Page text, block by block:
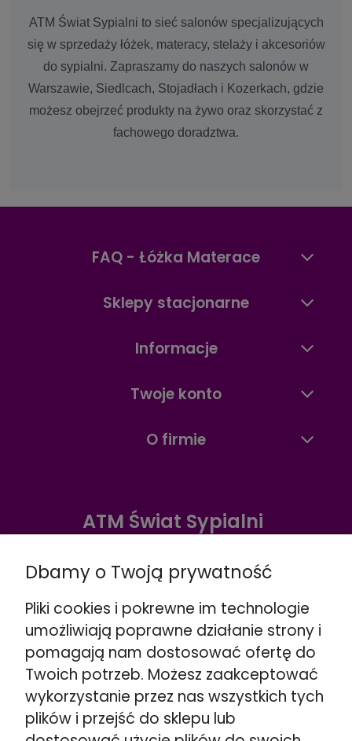
ATM Świat Sypialni to sieć salonów specjalizujących
się w sprzedaży łóżek, materacy, stelaży i akcesoriów
do sypialni. Zapraszamy do naszych salonów w
Warszawie, Siedlcach, Stojadłach i Kozerkach, gdzie
możesz obejrzeć produkty na żywo oraz skorzystać z
fachowego doradztwa.
FAQ - Łóżka Materace
Sklepy stacjonarne
Informacje
Twoje konto
O firmie
ATM Świat Sypialni
☎️+48 888 732 669
Warszawa ul. Puławska 280
☎️
+48 662 901 048
Wskazówki dojazdu >>
Stojadła ul. Warszawska 79
obok Mińsk Mazowiecki
☎️+48 692 098 851
Dbamy o Twoją prywatność
Pliki cookies i pokrewne im technologie
umożliwiają poprawne działanie strony i
pomagają nam dostosować ofertę do
Twoich potrzeb. Możesz zaakceptować
wykorzystanie przez nas wszystkich tych
plików i przejść do sklepu lub